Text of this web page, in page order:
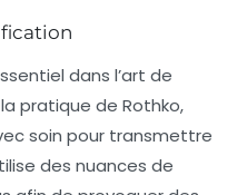
dans l’art de
pratique de Rothko,
soin pour transmettre
des nuances de